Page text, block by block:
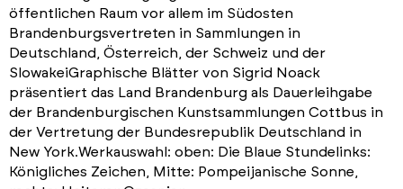
öffentlichen Raum vor allem im Südosten
Brandenburgsvertreten in Sammlungen in
Deutschland, Österreich, der Schweiz und der
SlowakeiGraphische Blätter von Sigrid Noack
präsentiert das Land Brandenburg als Dauerleihgabe
der Brandenburgischen Kunstsammlungen Cottbus in
der Vertretung der Bundesrepublik Deutschland in
New York.Werkauswahl: oben: Die Blaue Stundelinks:
Königliches Zeichen, Mitte: Pompeijanische Sonne,